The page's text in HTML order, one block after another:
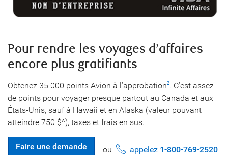
Pour rendre les voyages d’affaires
encore plus gratifiants
Obtenez 35 000 points Avion à l’approbation2. C’est assez
de points pour voyager presque partout au Canada et aux
États-Unis, sauf à Hawaii et en Alaska (valeur pouvant
atteindre 750 $^), taxes et frais en sus.
Faire une demande ou appelez 1-800-769-2520